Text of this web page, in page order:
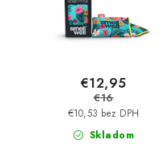
Skladom
€10,53 bez DPH
€12,95
€16